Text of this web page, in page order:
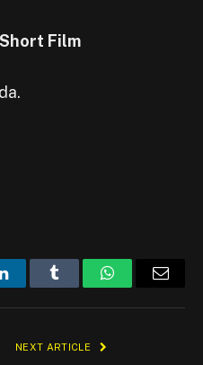
Film
LinkedInTumblr WhatsAppEmail
NEXT ARTICLE